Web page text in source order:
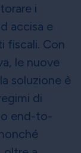
i
accisa e
fiscali. Con
le nuove
soluzione è
di
end-to-